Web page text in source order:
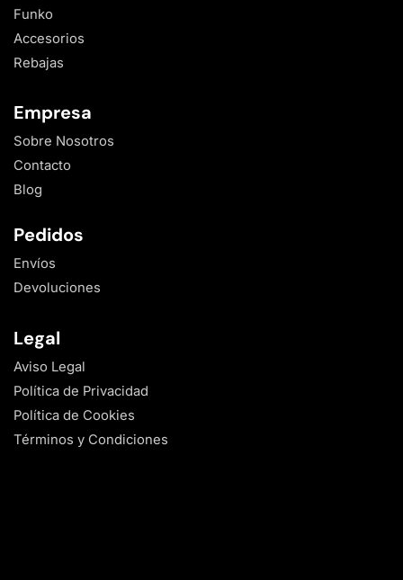
Funko
Accesorios
Rebajas
Empresa
Sobre Nosotros
Contacto
Blog
Pedidos
Envíos
Devoluciones
Legal
Aviso Legal
Política de Privacidad
Política de Cookies
Términos y Condiciones